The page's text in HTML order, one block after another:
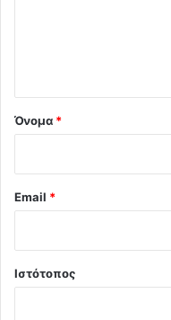
Όνομα *
Email *
Ιστότοπος